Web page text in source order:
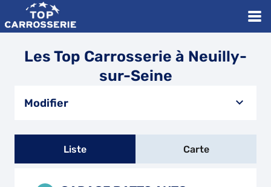
Les Top Carrosserie à Neuilly-
sur-Seine
Modifier
Liste Carte